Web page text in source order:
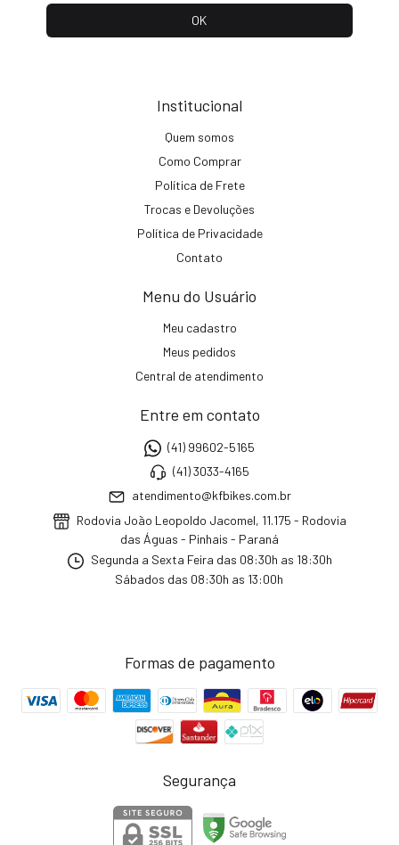
Institucional
Quem somos
Como Comprar
Política de Frete
Trocas e Devoluções
Política de Privacidade
Contato
Menu do Usuário
Meu cadastro
Meus pedidos
Central de atendimento
Entre em contato
(41) 99602-5165
(41) 3033-4165
atendimento@kfbikes.com.br
Rodovia João Leopoldo Jacomel, 11.175 - Rodovia
das Águas - Pinhais - Paraná
Segunda a Sexta Feira das 08:30h as 18:30h
Sábados das 08:30h as 13:00h
Formas de pagamento
Segurança